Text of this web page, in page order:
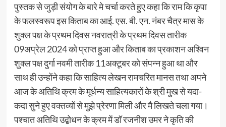
पुस्तक से जुड़ी संयोग के बारे मे चर्चा करते हुए कहा कि राम कि कृपा
के फलस्वरूप इस किताब का आई. एस. बी. एन. नंबर चैत्र मास के
शुक्ल पक्ष के प्रथम दिवस नवरात्री के प्रथम दिवस तारीक
09अप्रेल 2024 को प्राप्त हुआ और किताब का प्रकाशन अश्विन
शुक्ल पक्ष दुर्गा नवमी तारीक 11अक्टूबर को संपन्न हुआ था और
साथ ही उन्होंने कहा कि साहित्य लेखन रामचरित मानस तथा अपने
आज के अतिथि क्रम के मूर्धन्य साहित्यकारों के श्री मुख से यदा-
कदा सुने हुए वक्तव्यों से मुझे प्रेरणा मिली और मै लिखते चला गया।
पश्चात अतिथि उद्बोधन के क्रम में डॉ रजनीश उमर ने कृति की